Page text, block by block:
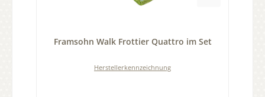
Framsohn Walk Frottier Quattro im Set
Herstellerkennzeichnung